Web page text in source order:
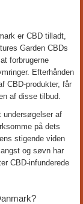
er CBD tilladt,
Garden CBDs
forbrugerne
Efterhånden
CBD-produkter, får
af disse tilbud.
af
på dets
stigende viden
og søvn har
CBD-infunderede